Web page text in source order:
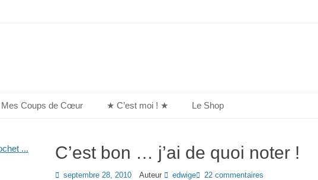
Mes Coups de Cœur ★ C’est moi ! ★ Le Shop
C’est bon … j’ai de quoi noter !
Posted
septembre 28, 2010 Auteur edwige 22 commentaires